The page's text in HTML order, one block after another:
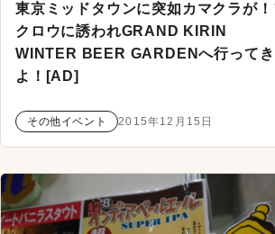
東京ミッドタウンに突如カマクラが！
クロウに誘われGRAND KIRIN
WINTER BEER GARDENへ行ってき
よ！[AD]
その他イベント 2015年12月15日